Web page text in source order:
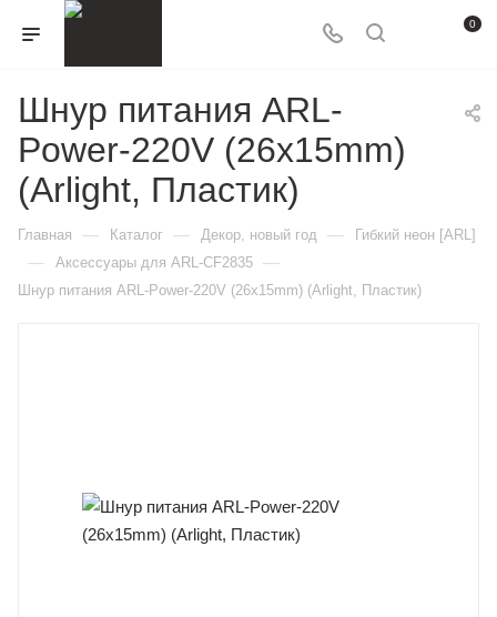
0
Шнур питания ARL-
Power-220V (26x15mm)
(Arlight, Пластик)
Главная — Каталог — Декор, новый год — Гибкий неон [ARL]
— Аксессуары для ARL-CF2835 —
Шнур питания ARL-Power-220V (26x15mm) (Arlight, Пластик)